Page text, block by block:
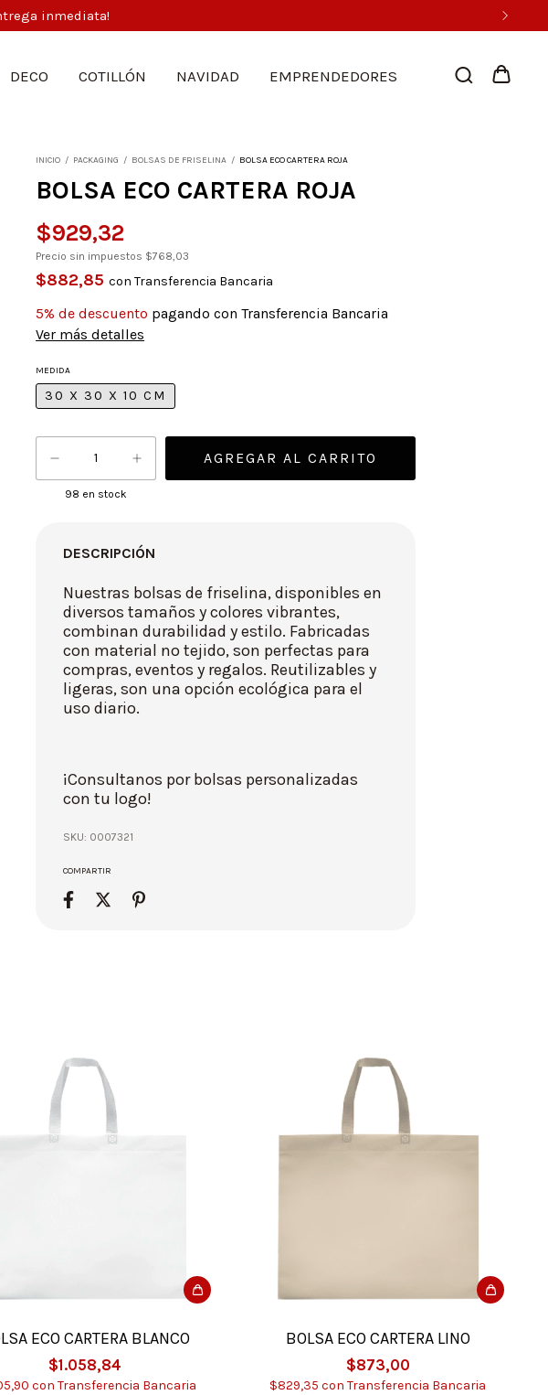
inmediata!
DECO COTILLÓN NAVIDAD EMPRENDEDORES
INICIO / PACKAGING / BOLSAS DE FRISELINA / BOLSA ECO CARTERA ROJA
BOLSA ECO CARTERA ROJA
$929,32
Precio sin impuestos $768,03
$882,85con Transferencia Bancaria
5% de descuento pagando con Transferencia Bancaria
Ver más detalles
MEDIDA
30 X 30 X 10 CM
98 en stock
DESCRIPCIÓN
Nuestras bolsas de friselina, disponibles en
diversos tamaños y colores vibrantes,
combinan durabilidad y estilo. Fabricadas
con material no tejido, son perfectas para
compras, eventos y regalos. Reutilizables y
ligeras, son una opción ecológica para el
uso diario.
¡Consultanos por bolsas personalizadas
con tu logo!
SKU: 0007321
COMPARTIR
ECO CARTERA BLANCO
$1.058,84
con Transferencia Bancaria
BOLSA ECO CARTERA LINO
$873,00
$829,35con Transferencia Bancaria